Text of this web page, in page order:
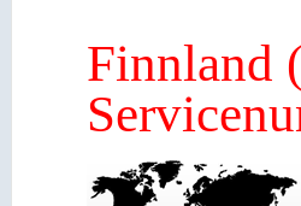
Finnland